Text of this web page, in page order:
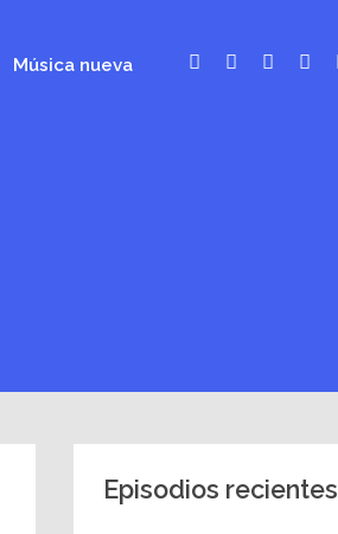
Música nueva
Episodios recientes